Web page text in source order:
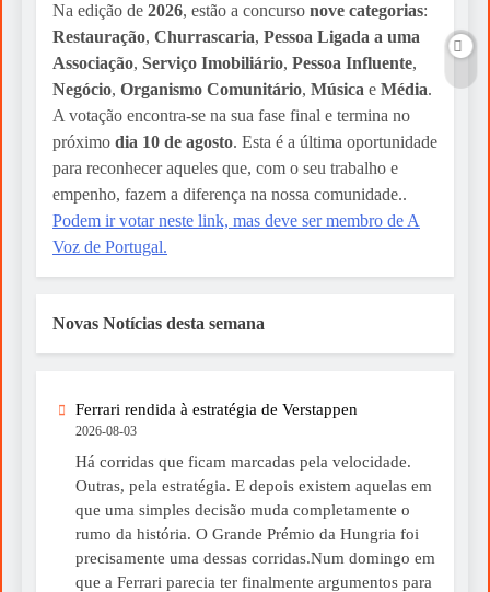
Na edição de 2026, estão a concurso nove categorias:
Restauração, Churrascaria, Pessoa Ligada a uma
Associação, Serviço Imobiliário, Pessoa Influente,
Negócio, Organismo Comunitário, Música e Média.
A votação encontra-se na sua fase final e termina no
próximo dia 10 de agosto. Esta é a última oportunidade
para reconhecer aqueles que, com o seu trabalho e
empenho, fazem a diferença na nossa comunidade..
Podem ir votar neste link, mas deve ser membro de A
Voz de Portugal.
Novas Notícias desta semana
Ferrari rendida à estratégia de Verstappen
2026-08-03
Há corridas que ficam marcadas pela velocidade.
Outras, pela estratégia. E depois existem aquelas em
que uma simples decisão muda completamente o
rumo da história. O Grande Prémio da Hungria foi
precisamente uma dessas corridas.Num domingo em
que a Ferrari parecia ter finalmente argumentos para